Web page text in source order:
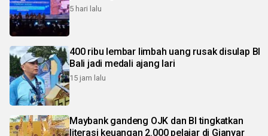
5 hari lalu
400 ribu lembar limbah uang rusak disulap BI
Bali jadi medali ajang lari
15 jam lalu
Maybank gandeng OJK dan BI tingkatkan
literasi keuangan 2.000 pelajar di Gianyar